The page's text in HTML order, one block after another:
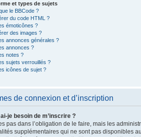
et types de sujets
le BBCode ?
du code HTML ?
émoticônes ?
des images ?
annonces générales ?
annonces ?
notes ?
sujets verrouillés ?
icônes de sujet ?
de connexion et d’inscription
je besoin de m’inscrire ?
pas dans l’obligation de le faire, mais les
supplémentaires qui ne sont pas disponibles